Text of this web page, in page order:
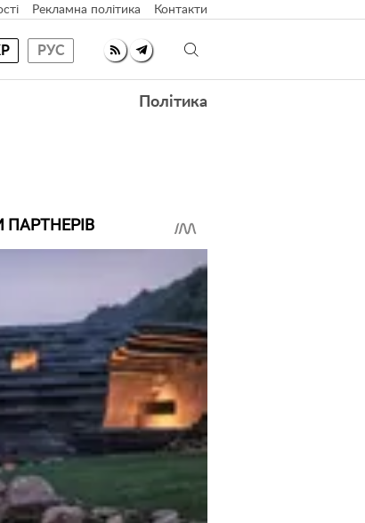
Рекламна політика Контакти
РУС
Політика